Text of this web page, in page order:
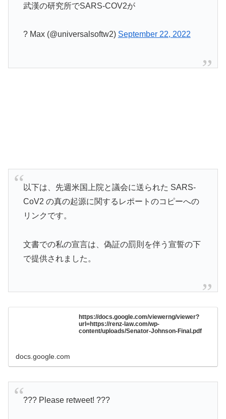
武漢の研究所でSARS-COV2が
? Max (@universalsoftw2) September 22, 2022
以下は、先週米国上院と議会に送られた SARS-
CoV2 の真の起源に関するレポートのコピーへの
リンクです。
文書での私の宣言は、偽証の罰則を伴う宣誓の下
で提供されました。
https://docs.google.com/viewerng/viewer?
url=https://renz-law.com/wp-
content/uploads/Senator-Johnson-Final.pdf
docs.google.com
??? Please retweet! ???